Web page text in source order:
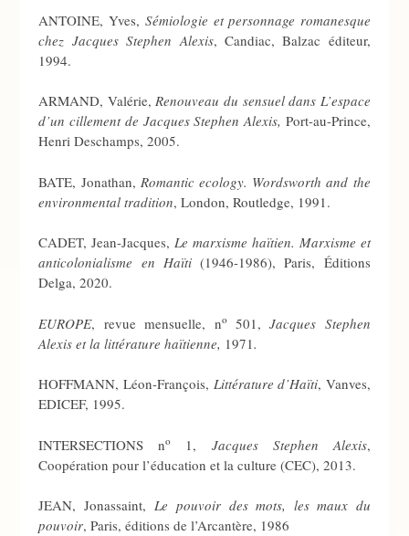
ANTOINE, Yves,Sémiologie et personnage romanesque
chez Jacques Stephen Alexis, Candiac, Balzac éditeur,
1994.
ARMAND, Valérie,Renouveau du sensuel dans L’espace
d’un cillement de Jacques Stephen Alexis, Port-au-Prince,
Henri Deschamps, 2005.
BATE, Jonathan, Romantic ecology. Wordsworth and the
environmental tradition, London, Routledge, 1991.
CADET, Jean-Jacques,Le marxisme haïtien. Marxisme et
anticolonialisme en Haïti(1946-1986), Paris, Éditions
Delga, 2020.
EUROPE, revue mensuelle, no501,Jacques Stephen
Alexis et la littérature haïtienne, 1971.
HOFFMANN, Léon-François, Littérature d’Haïti, Vanves,
EDICEF, 1995.
INTERSECTIONS no 1, Jacques Stephen Alexis,
Coopération pour l’éducation et la culture (CEC), 2013.
JEAN, Jonassaint,Le pouvoir des mots, les maux du
pouvoir, Paris, éditions de l’Arcantère, 1986